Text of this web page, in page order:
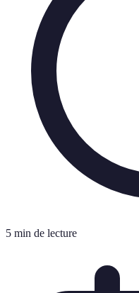
5 min de lecture